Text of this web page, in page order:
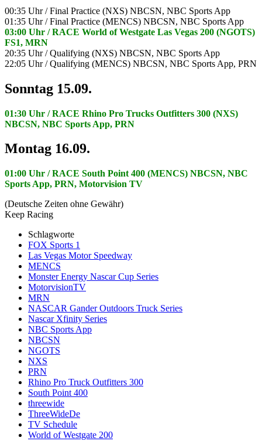
00:35 Uhr / Final Practice (NXS) NBCSN, NBC Sports App
01:35 Uhr / Final Practice (MENCS) NBCSN, NBC Sports App
03:00 Uhr / RACE World of Westgate Las Vegas 200 (NGOTS)
FS1, MRN
20:35 Uhr / Qualifying (NXS) NBCSN, NBC Sports App
22:05 Uhr / Qualifying (MENCS) NBCSN, NBC Sports App, PRN
Sonntag 15.09.
01:30 Uhr / RACE Rhino Pro Trucks Outfitters 300 (NXS)
NBCSN, NBC Sports App, PRN
Montag 16.09.
01:00 Uhr / RACE South Point 400 (MENCS) NBCSN, NBC
Sports App, PRN, Motorvision TV
(Deutsche Zeiten ohne Gewähr)
Keep Racing
Schlagworte
FOX Sports 1
Las Vegas Motor Speedway
MENCS
Monster Energy Nascar Cup Series
MotorvisionTV
MRN
NASCAR Gander Outdoors Truck Series
Nascar Xfinity Series
NBC Sports App
NBCSN
NGOTS
NXS
PRN
Rhino Pro Truck Outfitters 300
South Point 400
threewide
ThreeWideDe
TV Schedule
World of Westgate 200